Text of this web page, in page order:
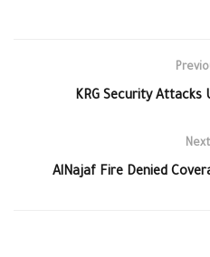
KRG Security Attacks
AlNajaf Fire Denied